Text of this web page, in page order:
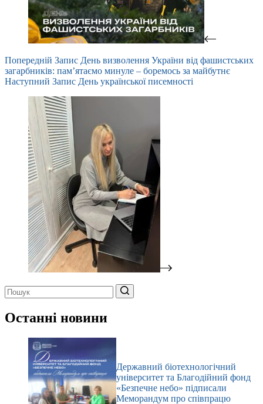
Попередній Запис День визволення України від фашистських
загарбників: пам’ятаємо минуле – боремось за майбутнє
Наступний Запис День української писемності
результатів
Останні новини
Державний біотехнологічний
університет та Благодійний фонд
«Безпечне небо» підписали
Меморандум про співпрацю